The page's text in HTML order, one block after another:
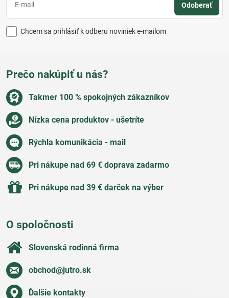
Odoberať
Chcem sa prihlásiť k odberu noviniek e-mailom
Prečo nakúpiť u nás?
Takmer 100 % spokojných zákazníkov
Nízka cena produktov - ušetríte
Rýchla komunikácia - mail
Pri nákupe nad 69 € doprava zadarmo
Pri nákupe nad 39 € darček na výber
O spoločnosti
Slovenská rodinná firma
obchod​@jutro​.sk
Ďalšie kontakty